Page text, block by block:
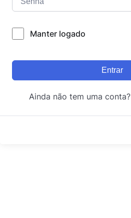
Manter logado
Entrar
Ainda não tem uma conta?